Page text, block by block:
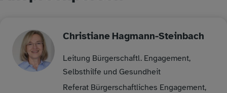
Christiane Hagmann-Steinbach
Leitung Bürgerschaftl. Engagement,
Selbsthilfe und Gesundheit
Referat Bürgerschaftliches Engagement,